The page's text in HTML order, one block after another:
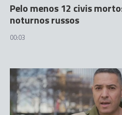
Pelo menos 12 civis
noturnos russos
00:03